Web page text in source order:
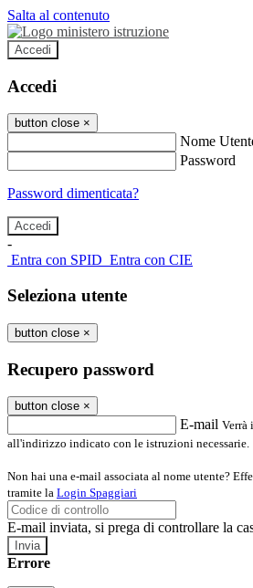
Salta al contenuto
Accedi
Accedi
button close ×
Nome
Password
Password dimenticata?
-
Entra con SPID Entra con CIE
Seleziona utente
button close ×
Recupero password
button close ×
E-mail Verrà
all'indirizzo indicato con le istruzioni necessarie.
Non hai una e-mail associata al nome utente?
tramite la Login Spaggiari
E-mail inviata, si prega di controllare la
Errore